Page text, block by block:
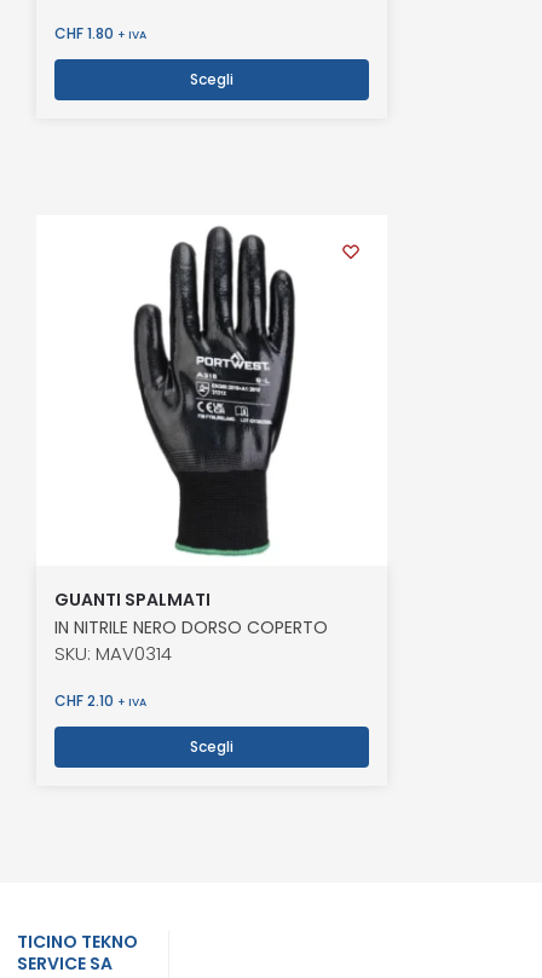
CHF1.80 + IVA
Scegli
GUANTI SPALMATI
IN NITRILE NERO DORSO COPERTO
SKU: MAV0314
CHF2.10 + IVA
Scegli
TICINO TEKNO
SERVICE SA